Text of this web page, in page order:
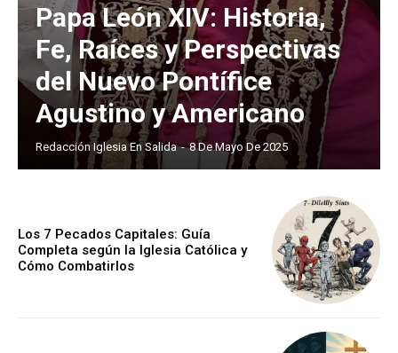
Papa León XIV: Historia,
Fe, Raíces y Perspectivas
del Nuevo Pontífice
Agustino y Americano
Redacción Iglesia En Salida - 8 De Mayo De 2025
Los 7 Pecados Capitales: Guía
Completa según la Iglesia Católica y
Cómo Combatirlos